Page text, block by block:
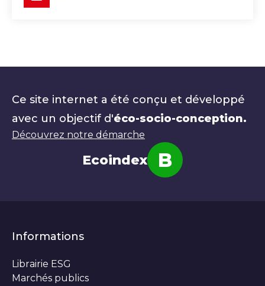
Ce site internet a été conçu et développé
avec un objectif d'éco-socio-conception.
Découvrez notre démarche
Note
Ecoindex B
Informations
Librairie ESG
Marchés publics